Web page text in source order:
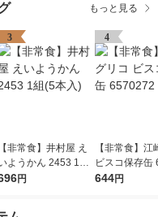
もっと見る
3
【非常食】井村屋 え
ようかん 2453 1組
本入)
円
4
【非常食】江
ビスコ保存缶
2 1缶
644円